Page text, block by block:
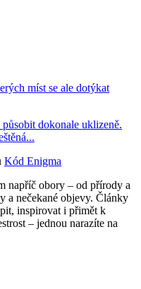
míst se ale dotýkat
dokonale uklizeně.
Kód Enigma
napříč obory – od přírody a
a nečekané objevy. Články
inspirovat i přimět k
– jednou narazíte na